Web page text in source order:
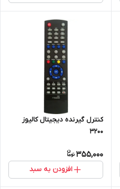
کنترل گیرنده دیجیتال کالیوز
3200
355,000
افزودن به سبد